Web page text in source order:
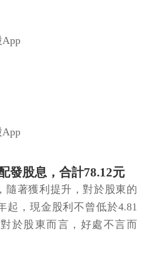
發股息，合計78.12元
隨著獲利提升，對於股東的
起，現金股利不曾低於4.81
於股東而言，好處不言而